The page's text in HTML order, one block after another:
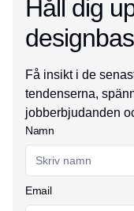
Håll dig
Få insikt i de
tendenserna,
jobberbjudanden
Namn
Email